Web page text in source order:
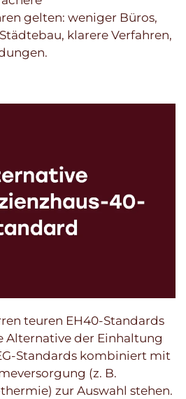
gelten: weniger Büros,
klarere Verfahren,
teuren EH40-Standards
Alternative der Einhaltung
Standards kombiniert mit
(z. B.
zur Auswahl stehen.